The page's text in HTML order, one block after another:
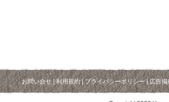
お問い合せ|利用規約|プライバシーポリシー|広告掲